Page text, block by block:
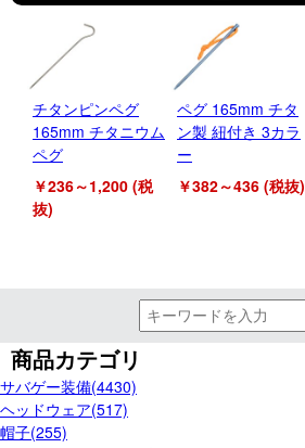
チタンピンペグ
165mm チタニウム
ペグ
￥236～1,200 (税
抜)
ペグ 165mm チタ
ン製 紐付き 3カラ
ー
￥382～436 (税抜)
商品カテゴリ
サバゲー装備(4430)
ヘッドウェア(517)
帽子(255)